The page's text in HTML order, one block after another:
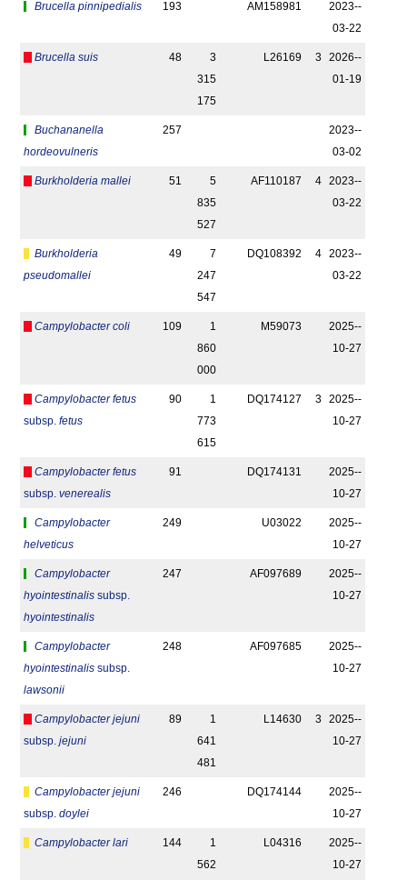
Brucella pinnipedialis 193 AM158981
2023-­
03-22
Brucella suis 48
3
315
175
L26169 3
2026-­
01-19
Buchananella
hordeovulneris
257
2023-­
03-02
Burkholderia mallei 51
5
835
527
AF110187 4
2023-­
03-22
Burkholderia
pseudomallei
49
7
247
547
DQ108392 4
2023-­
03-22
Campylobacter coli 109
1
860
000
M59073
2025-­
10-27
Campylobacter fetus
subsp. fetus
90
1
773
615
DQ174127 3
2025-­
10-27
Campylobacter fetus
subsp. venerealis
91 DQ174131
2025-­
10-27
Campylobacter
helveticus
249 U03022
2025-­
10-27
Campylobacter
hyointestinalis subsp.
hyointestinalis
247 AF097689
2025-­
10-27
Campylobacter
hyointestinalis subsp.
lawsonii
248 AF097685
2025-­
10-27
Campylobacter jejuni
subsp. jejuni
89
1
641
481
L14630 3
2025-­
10-27
Campylobacter jejuni
subsp. doylei
246 DQ174144
2025-­
10-27
Campylobacter lari 144
1
562
L04316
2025-­
10-27